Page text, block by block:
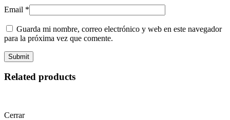
Email *
Guarda mi nombre, correo electrónico y web en este navegador
para la próxima vez que comente.
Related products
Cerrar